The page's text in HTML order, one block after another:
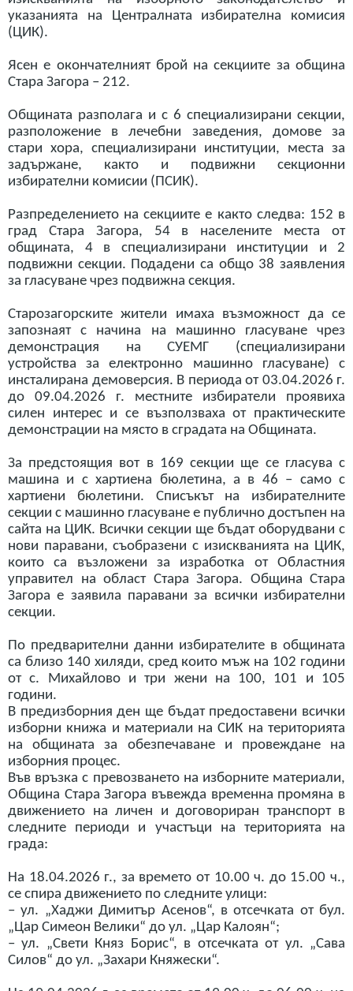
указанията на Централната избирателна комисия
(ЦИК).
Ясен е окончателният брой на секциите за община
Стара Загора – 212.
Общината разполага и с 6 специализирани секции,
разположение в лечебни заведения, домове за
стари хора, специализирани институции, места за
задържане, както и подвижни секционни
избирателни комисии (ПСИК).
Разпределението на секциите е както следва: 152 в
град Стара Загора, 54 в населените места от
общината, 4 в специализирани институции и 2
подвижни секции. Подадени са общо 38 заявления
за гласуване чрез подвижна секция.
Старозагорските жители имаха възможност да се
запознаят с начина на машинно гласуване чрез
демонстрация на СУЕМГ (специализирани
устройства за електронно машинно гласуване) с
инсталирана демоверсия. В периода от 03.04.2026 г.
до 09.04.2026 г. местните избиратели проявиха
силен интерес и се възползваха от практическите
демонстрации на място в сградата на Общината.
За предстоящия вот в 169 секции ще се гласува с
машина и с хартиена бюлетина, а в 46 – само с
хартиени бюлетини. Списъкът на избирателните
секции с машинно гласуване е публично достъпен на
сайта на ЦИК. Всички секции ще бъдат оборудвани с
нови паравани, съобразени с изискванията на ЦИК,
които са възложени за изработка от Областния
управител на област Стара Загора. Община Стара
Загора е заявила паравани за всички избирателни
секции.
По предварителни данни избирателите в общината
са близо 140 хиляди, сред които мъж на 102 години
от с. Михайлово и три жени на 100, 101 и 105
години.
В предизборния ден ще бъдат предоставени всички
изборни книжа и материали на СИК на територията
на общината за обезпечаване и провеждане на
изборния процес.
Във връзка с превозването на изборните материали,
Община Стара Загора въвежда временна промяна в
движението на личен и договориран транспорт в
следните периоди и участъци на територията на
града:
На 18.04.2026 г., за времето от 10.00 ч. до 15.00 ч.,
се спира движението по следните улици:
– ул. „Хаджи Димитър Асенов“, в отсечката от бул.
„Цар Симеон Велики“ до ул. „Цар Калоян“;
– ул. „Свети Княз Борис“, в отсечката от ул. „Сава
Силов“ до ул. „Захари Княжески“.